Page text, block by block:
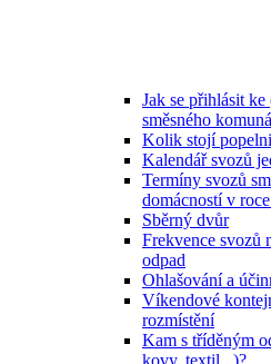
Jak se přihlásit
směsného
Kolik stojí
Kalendář svozů
Termíny svozů
domácností v
Sběrný dvůr
Frekvence svozů
odpad
Ohlašování a
Víkendové
rozmístění
Kam s tříděným
kovy, textil...)?